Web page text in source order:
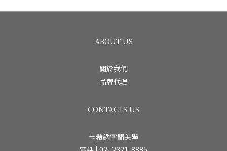
ABOUT US
關於我們
品牌代理
CONTACTS US
卡希納空間美學